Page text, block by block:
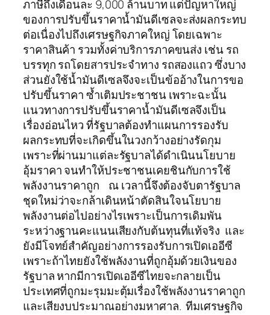
ภาษีถึงเดือนละ 9,000 ล้านบาท แต่ปัญหาใหญ่
ของการปรับขึ้นราคาน้ำมันดีเซลจะส่งผลกระทบ
ต่อเนื่องไปถึงเศรษฐกิจภาคใหญ่ โดยเฉพาะ
ราคาสินค้า รวมทั้งค่าบริการภาคขนส่ง เช่น รถ
บรรทุก รถโดยสารประจำทาง รถสองแถว ซึ่งบาง
ส่วนยังใช้น้ำมันดีเซลจึงจะเป็นข้ออ้างในการขอ
ปรับขึ้นราคา ซ้ำเติมประชาชน เพราะฉะนั้น
แนวทางการปรับขึ้นราคาน้ำมันดีเซลจึงเป็น
เรื่องอ่อนไหว ที่รัฐบาลต้องทำแผนการรองรับ
ผลกระทบที่จะเกิดขึ้นในวงกว้างอย่างรัดกุม
เพราะที่ผ่านมาแต่ละรัฐบาลได้ดำเนินนโยบาย
อุ้มราคา จนทำให้ประชาชนเคยชินกับการใช้
พลังงานราคาถูก ณ เวลานี้จึงต้องจับตารัฐบาล
ชุดใหม่ว่าจะกล้าเดินหน้าตัดสินใจนโยบาย
พลังงานต่อไปอย่างไรเพราะเป็นการเดิมพัน
ระหว่างฐานคะแนนเสียงกับต้นทุนที่แท้จริง และ
ยังมีโจทย์สำคัญอย่างการรองรับการเปิดเออีซี
เพราะถ้าไทยยังใช้พลังงานที่ถูกอุ้มด้วยเงินของ
รัฐบาล หากมีการเปิดเออีซีไทยจะกลายเป็น
ประเทศที่ถูกมะรุมมะตุ้มเรื่องใช้พลังงานราคาถูก
และเสียงบประมาณอย่างมหาศาล. ทีมเศรษฐกิจ